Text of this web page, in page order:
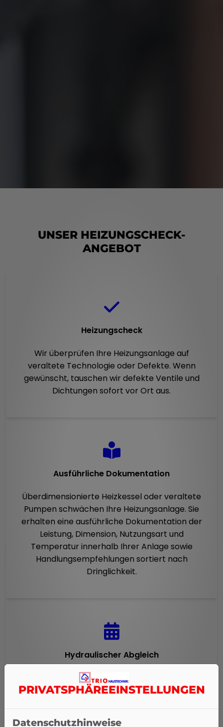
UNSER HEIZUNGSCHECK-
ANGEBOT
Heizungscheck
Wir überprüfen Ihre Heizungsanlage auf
veraltete Technologie oder Defekte. Wenn
gewünscht, tauschen wir defekte Ventile und
Dichtungen sofort vor Ort aus.
Ausführliche Dokumentation
Überdimensionierte Heizkessel oder veraltete
Pumpen schwächen Ihre Heizungsanlage. Sie
erhalten eine ausführliche Dokumentation der
Leistung, Dimension, Nutzungsart und
Temperatur innerhalb Ihrer Anlage sowie
Handlungsempfehlungen sortiert nach
Dringlichkeit.
Hydraulischer Abgleich
Wir führen einen hydraulischen Abgleich durch.
Dadurch werden die Heizkörper im ganzen
PRIVATSPHÄRE­EINSTELLUNGEN
Datenschutzhinweise